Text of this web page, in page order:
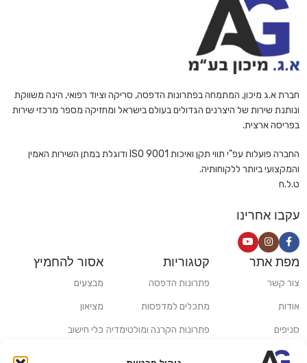
חברת א.ג מיכון, המתמחה בפתרונות הדפסה, סריקה וציוד רפואי, הינה משווקת
ונותנת שירות של היצרנים הגדולים בעולם בישראל ומחזיקה מספר מרכזי שירות
בפריסה ארצית.
החברה פועלות עפ"י תווי תקן ואיכות ISO 9001 ודוגלת במתן השירות האמין
והמקצועי ביותר ללקוחותיה.
ט.ל.ח
עקבו אחרינו
מפת אתר
צור קשר
אודות
סניפים
משלוחים ואיסוף עצמי
קטגוריות
פתרונות הדפסה
מתכלים למדפסות
פתרונות הקרנה ומולטימדיה
אסור להחמיץ
מבצעים
מציאון
כלי חישוב